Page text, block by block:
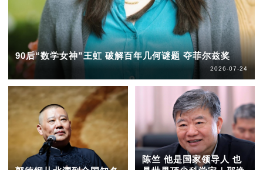
90后“数学女神”王虹 破解百年几何谜题 夺菲尔兹奖
2026-07-24
陈竺 他是国家领导人 也